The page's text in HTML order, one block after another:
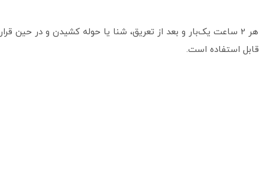
حداقل نیم ساعت قبل از قرار گرفتن در معرض آفتاب به مقدار زیاد روی پوست بمالید. هر 2 ساعت یک‌بار و بعد از تعریق، شنا یا حوله کشیدن و در حین قرار
استفاده است.